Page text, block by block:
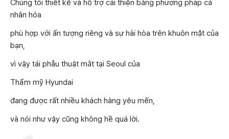
Chúng tôi thiết kế và hỗ trợ cải thiện bằng phương pháp cá
nhân hóa
phù hợp với ấn tượng riêng và sự hài hòa trên khuôn mặt của
bạn,
vì vậy tái phẫu thuật mắt tại Seoul của
Thẩm mỹ Hyundai
đang được rất nhiều khách hàng yêu mến,
và nói như vậy cũng không hề quá lời.